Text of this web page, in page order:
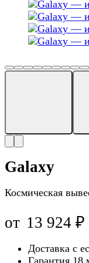
Galaxy
Космическая
от 13 924 ₽
Доставка с